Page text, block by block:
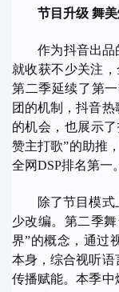
节目升级 舞
作为抖音出品的
就收获不少关注
第二季延续了第
团的机制，抖音
的机会，也展示
赞主打歌”的助推
全网DSP排名第一。
除了节目模式上
少改编。第二季
界”的概念，通过
本身，综合视听语
传播赋能。本季中